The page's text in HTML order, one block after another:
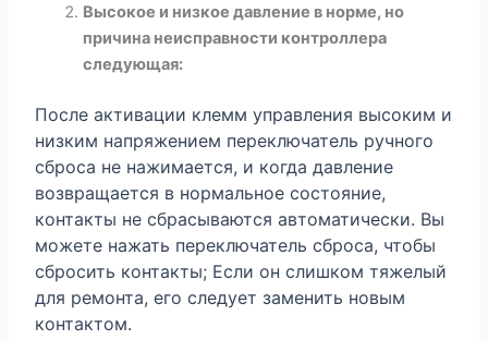
Высокое и низкое давление в норме, но
причина неисправности контроллера
следующая:
После активации клемм управления высоким и
низким напряжением переключатель ручного
сброса не нажимается, и когда давление
возвращается в нормальное состояние,
контакты не сбрасываются автоматически. Вы
можете нажать переключатель сброса, чтобы
сбросить контакты; Если он слишком тяжелый
для ремонта, его следует заменить новым
контактом.